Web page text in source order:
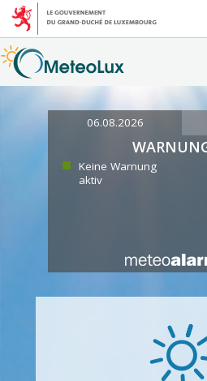
06.08.2026
Keine Warnung
aktiv